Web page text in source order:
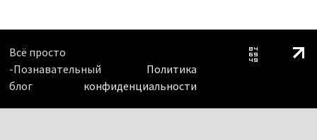
Всё просто
-Познавательный
блог
Политика
конфиденциальности